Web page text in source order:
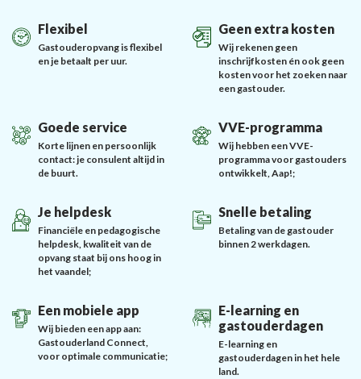
Flexibel
Gastouderopvang is flexibel
en je betaalt per uur.
Geen extra kosten
Wij rekenen geen
inschrijfkosten én ook geen
kosten voor het zoeken naar
een gastouder.
Goede service
Korte lijnen en persoonlijk
contact: je consulent altijd in
de buurt.
VVE-programma
Wij hebben een VVE-
programma voor gastouders
ontwikkelt, Aap!;
Je helpdesk
Financiële en pedagogische
helpdesk, kwaliteit van de
opvang staat bij ons hoog in
het vaandel;
Snelle betaling
Betaling van de gastouder
binnen 2 werkdagen.
Een mobiele app
Wij bieden een app aan:
Gastouderland Connect,
voor optimale communicatie;
E-learning en
gastouderdagen
E-learning en
gastouderdagen in het hele
land.